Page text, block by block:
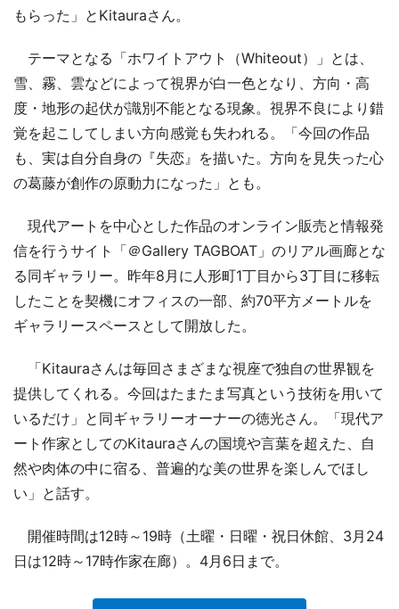
もらった」とKitauraさん。
テーマとなる「ホワイトアウト（Whiteout）」とは、
雪、霧、雲などによって視界が白一色となり、方向・高
度・地形の起伏が識別不能となる現象。視界不良により錯
覚を起こしてしまい方向感覚も失われる。「今回の作品
も、実は自分自身の『失恋』を描いた。方向を見失った心
の葛藤が創作の原動力になった」とも。
現代アートを中心とした作品のオンライン販売と情報発
信を行うサイト「＠Gallery TAGBOAT」のリアル画廊とな
る同ギャラリー。昨年8月に人形町1丁目から3丁目に移転
したことを契機にオフィスの一部、約70平方メートルを
ギャラリースペースとして開放した。
「Kitauraさんは毎回さまざまな視座で独自の世界観を
提供してくれる。今回はたまたま写真という技術を用いて
いるだけ」と同ギャラリーオーナーの徳光さん。「現代ア
ート作家としてのKitauraさんの国境や言葉を超えた、自
然や肉体の中に宿る、普遍的な美の世界を楽しんでほし
い」と話す。
開催時間は12時～19時（土曜・日曜・祝日休館、3月24
日は12時～17時作家在廊）。4月6日まで。